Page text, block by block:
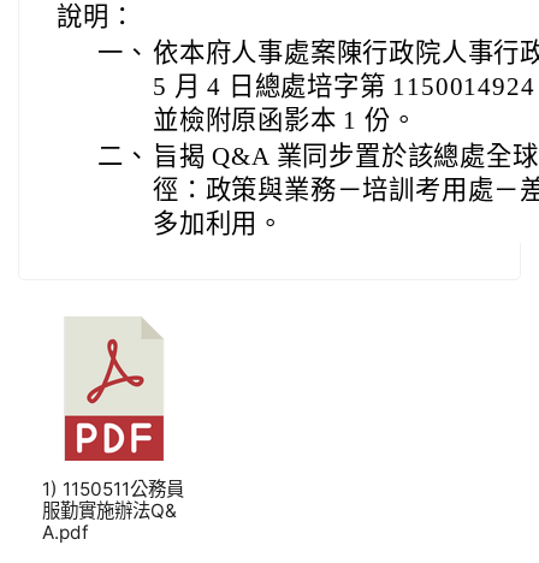
說明：
一、 依本府人事處案陳行政院人事行
5 月 4 日總處培字第
並檢附原函影本 1 份。
二、 旨揭 Q&A 業同步置於該總處全
徑：政策與業務－培訓考用處－
多加利用。
1) 1150511公務員
服勤實施辦法Q&
A.pdf